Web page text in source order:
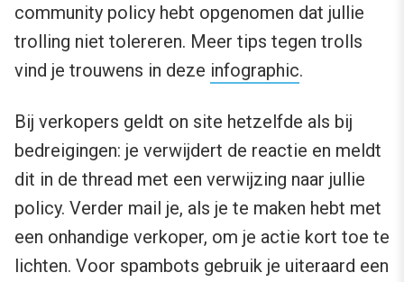
community policy hebt opgenomen dat jullie
trolling niet tolereren. Meer tips tegen trolls
vind je trouwens in deze infographic.
Bij verkopers geldt on site hetzelfde als bij
bedreigingen: je verwijdert de reactie en meldt
dit in de thread met een verwijzing naar jullie
policy. Verder mail je, als je te maken hebt met
een onhandige verkoper, om je actie kort toe te
lichten. Voor spambots gebruik je uiteraard een